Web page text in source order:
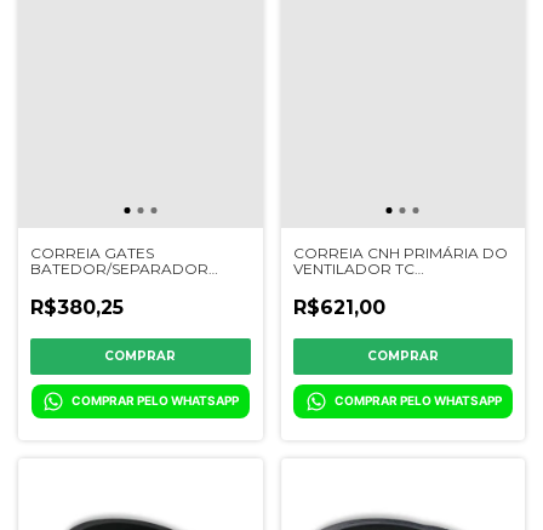
CORREIA GATES
BATEDOR/SEPARADOR
- 323183K - 825013
R$380,25
COMPRAR PELO WHATSAPP
CORREIA CNH PRIMÁRIA DO
VENTILADOR TC
- 310193
R$621,00
COMPRAR PELO WHATSAPP